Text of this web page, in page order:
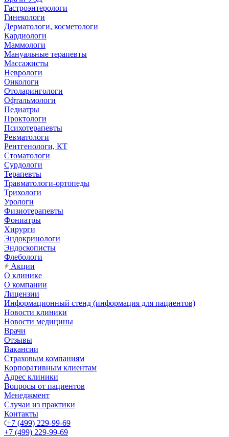
Гастроэнтерологи
Гинекологи
Дерматологи, косметологи
Кардиологи
Маммологи
Мануальные терапевты
Массажисты
Неврологи
Онкологи
Отоларингологи
Офтальмологи
Педиатры
Проктологи
Психотерапевты
Ревматологи
Рентгенологи, КТ
Стоматологи
Сурдологи
Терапевты
Травматологи-ортопеды
Трихологи
Урологи
Физиотерапевты
Фониатры
Хирурги
Эндокринологи
Эндоскописты
Флебологи
Акции
О клинике
О компании
Лицензии
Информационный стенд (информация для пациентов)
Новости клиники
Новости медицины
Врачи
Отзывы
Вакансии
Страховым компаниям
Корпоративным клиентам
Адрес клиники
Вопросы от пациентов
Менеджмент
Случаи из практики
Контакты
+7 (499) 229-99-69
+7 (499) 229-99-69